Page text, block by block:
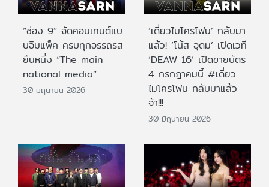
“ช่อง 9” จัดคอนเทนต์แบ
บอิมแพ็ค ครบทุกอรรถรส
ยืนหนึ่ง “The main
national media”
30 มิถุนายน 2026
‘เดี่ยวไมโครโฟน’ กลับมา
แล้ว! ‘โน้ส อุดม’ เปิดเวที
‘DEAW 16’ เปิดขายบัตร
4 กรกฎาคมนี้ #เดี่ยว
ไมโครโฟน กลับมาแล้ว
จ้า!!!
30 มิถุนายน 2026